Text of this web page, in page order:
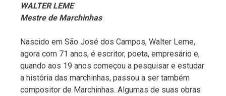
WALTER LEME
Mestre de Marchinhas
Nascido em São José dos Campos, Walter Leme,
agora com 71 anos, é escritor, poeta, empresário e,
quando aos 19 anos começou a pesquisar e estudar
a história das marchinhas, passou a ser também
compositor de Marchinhas. Algumas de suas obras